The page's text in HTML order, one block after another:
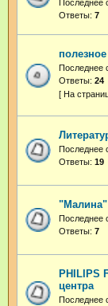
Ответы: 7
Последнее
Ответы: 24
Последнее
Ответы: 19
Последнее
Ответы: 7
PHILIPS
центра
Последнее